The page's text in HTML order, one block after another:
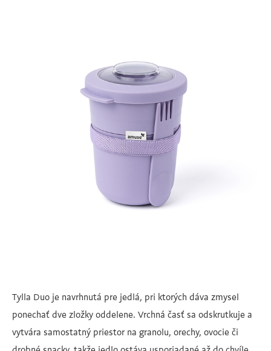
Tylla Duo je navrhnutá pre jedlá, pri ktorých dáva zmysel
ponechať dve zložky oddelene. Vrchná časť sa odskrutkuje a
vytvára samostatný priestor na granolu, orechy, ovocie či